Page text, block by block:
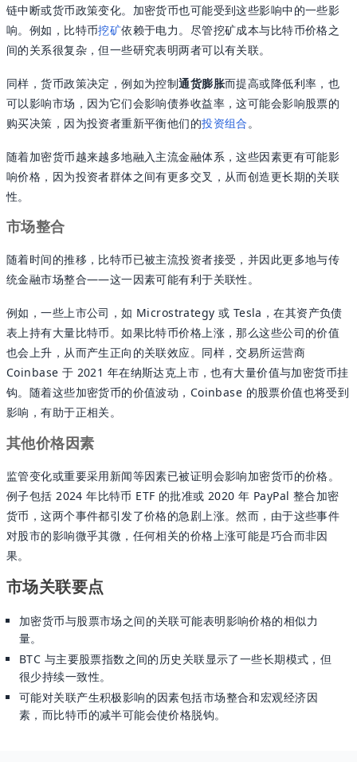
链中断或货币政策变化。加密货币也可能受到这些影响中的一些影
响。例如，比特币挖矿依赖于电力。尽管挖矿成本与比特币价格之
间的关系很复杂，但一些研究表明两者可以有关联。
同样，货币政策决定，例如为控制通货膨胀而提高或降低利率，也
可以影响市场，因为它们会影响债券收益率，这可能会影响股票的
购买决策，因为投资者重新平衡他们的投资组合 。
随着加密货币越来越多地融入主流金融体系，这些因素更有可能影
响价格，因为投资者群体之间有更多交叉，从而创造更长期的关联
性。
市场整合
随着时间的推移，比特币已被主流投资者接受，并因此更多地与传
统金融市场整合——这一因素可能有利于关联性。
例如，一些上市公司，如 Microstrategy 或 Tesla，在其资产负债
表上持有大量比特币。如果比特币价格上涨，那么这些公司的价值
也会上升，从而产生正向的关联效应。同样，交易所运营商
Coinbase 于 2021 年在纳斯达克上市，也有大量价值与加密货币挂
钩。随着这些加密货币的价值波动，Coinbase 的股票价值也将受到
影响，有助于正相关。
其他价格因素
监管变化或重要采用新闻等因素已被证明会影响加密货币的价格。
例子包括 2024 年比特币 ETF 的批准或 2020 年 PayPal 整合加密
货币，这两个事件都引发了价格的急剧上涨。然而，由于这些事件
对股市的影响微乎其微，任何相关的价格上涨可能是巧合而非因
果。
市场关联要点
加密货币与股票市场之间的关联可能表明影响价格的相似力
量。
BTC 与主要股票指数之间的历史关联显示了一些长期模式，但
很少持续一致性。
可能对关联产生积极影响的因素包括市场整合和宏观经济因
素，而比特币的减半可能会使价格脱钩。